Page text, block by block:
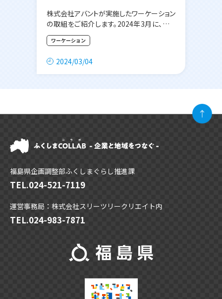
株式会社アバントが実施したワーケーション
の取組をご紹介します。2024年3月に、アバ
ント社は2つのチームに分かれ、田村市と猪
苗代町を訪問しました。
ワーケーション
2024/03/04
福島県企画調整部ふくしまぐらし推進課
TEL.024-521-7119
運営事務局：株式会社スリーツリークリエイト内
TEL.024-983-7871